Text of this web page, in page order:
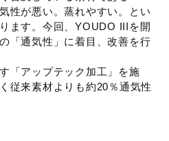
性が悪い。蒸れやすい。とい
ます。今回、YOUDO IIIを開
「通気性」に着目、改善を行
「アップテック加工」を施
従来素材よりも約20％通気性